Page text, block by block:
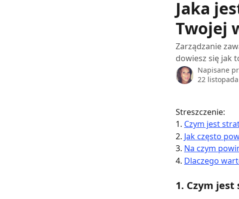
Jaka
Twojej
Zarządzanie
dowiesz się jak
Napisane
22
Streszczenie:
1. Czym jest
2. Jak często
3. Na czym
4. Dlaczego
1. Czym